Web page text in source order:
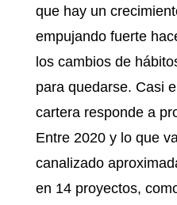
que hay un
empujando fuerte
los cambios de
para quedarse. Casi
cartera responde a
Entre 2020 y lo que
canalizado
en 14 proyectos,